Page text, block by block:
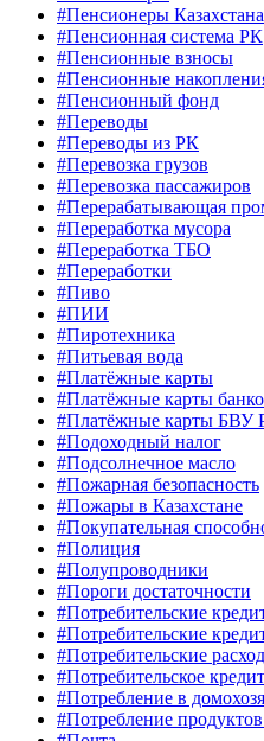
#Пенсионеры Казахстана
#Пенсионная система РК
#Пенсионные взносы
#Пенсионные
#Пенсионный фонд
#Переводы
#Переводы из РК
#Перевозка грузов
#Перевозка пассажиров
#Перерабатывающая
#Переработка мусора
#Переработка ТБО
#Переработки
#Пиво
#ПИИ
#Пиротехника
#Питьевая вода
#Платёжные карты
#Платёжные карты
#Платёжные карты БВУ
#Подоходный налог
#Подсолнечное масло
#Пожарная безопасность
#Пожары в Казахстане
#Покупательная
#Полиция
#Полупроводники
#Пороги достаточности
#Потребительские
#Потребительские
#Потребительские
#Потребительское
#Потребление в
#Потребление